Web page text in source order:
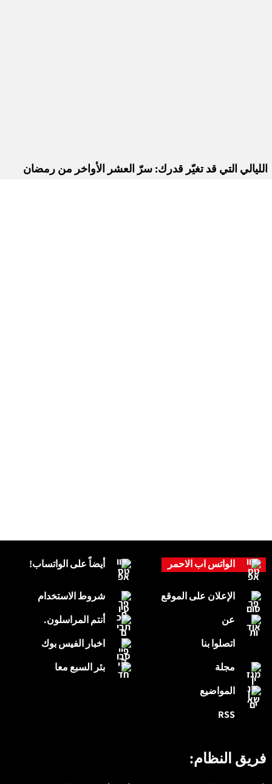
الليالي التي قد تغيّر قدرك: سرّ العشر الأواخر من رمضان
أيضاً على الواتساب!
شروط الاستخدام
أنتم المراسلون.
اخبار الفيس بوك
بئر السبع معا
الواتس اب الاحمر
الإعلان على الموقع
عن
اتصلوا بنا
مجلة
المواضيع
RSS
فريق النظام: